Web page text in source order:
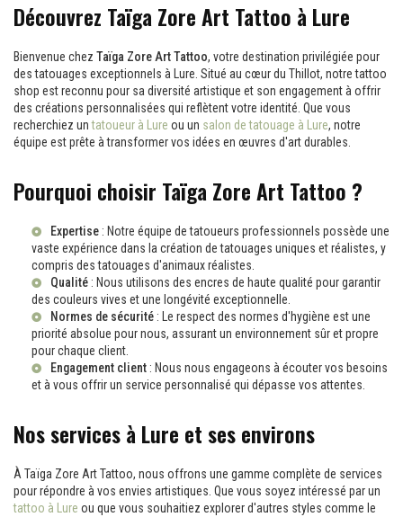
Découvrez Taïga Zore Art Tattoo à Lure
Bienvenue chez Taïga Zore Art Tattoo, votre destination privilégiée pour
des tatouages exceptionnels à Lure. Situé au cœur du Thillot, notre tattoo
shop est reconnu pour sa diversité artistique et son engagement à offrir
des créations personnalisées qui reflètent votre identité. Que vous
recherchiez untatoueur à Lure ou un salon de tatouage à Lure, notre
équipe est prête à transformer vos idées en œuvres d'art durables.
Pourquoi choisir Taïga Zore Art Tattoo ?
Expertise : Notre équipe de tatoueurs professionnels possède une
vaste expérience dans la création de tatouages uniques et réalistes, y
compris destatouages d'animaux réalistes
Qualité : Nous utilisons des encres de haute qualité pour garantir
des couleurs vives et une longévité exceptionnelle.
Normes de sécurité : Le respect des normes d'hygiène est une
priorité absolue pour nous, assurant un environnement sûr et propre
pour chaque client.
Engagement client : Nous nous engageons à écouter vos besoins
et à vous offrir un service personnalisé qui dépasse vos attentes.
Nos services à Lure et ses environs
À Taïga Zore Art Tattoo, nous offrons une gamme complète de services
pour répondre à vos envies artistiques. Que vous soyez intéressé par un
tattoo à Lure ou que vous souhaitiez explorer d'autres styles comme le